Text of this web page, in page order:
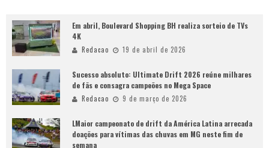
Em abril, Boulevard Shopping BH realiza sorteio de TVs
4K
Redacao 19 de abril de 2026
Sucesso absoluto: Ultimate Drift 2026 reúne milhares
de fãs e consagra campeões no Mega Space
Redacao 9 de março de 2026
LMaior campeonato de drift da América Latina arrecada
doações para vítimas das chuvas em MG neste fim de
semana